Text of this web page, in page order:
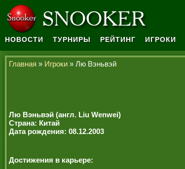
НОВОСТИ ТУРНИРЫ РЕЙТИНГ ИГРОКИ
Главная » Игроки » Лю Вэньвэй
Лю Вэньвэй (англ. Liu Wenwei)
Страна: Китай
Дата рождения: 08.12.2003
Достижения в карьере: